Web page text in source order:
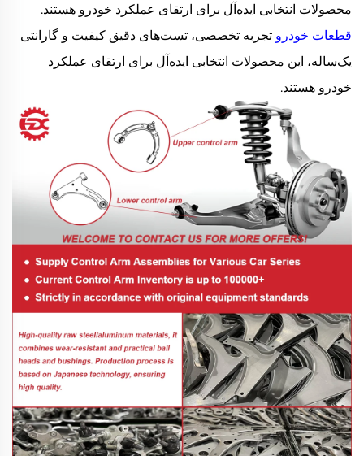
محصولات انتخابی ایده‌آل برای ارتقای عملکرد خودرو هستند.
قطعات خودرو تجربه تخصصی، تست‌های دقیق کیفیت و گارانتی
یک‌ساله، این محصولات انتخابی ایده‌آل برای ارتقای عملکرد
خودرو هستند.